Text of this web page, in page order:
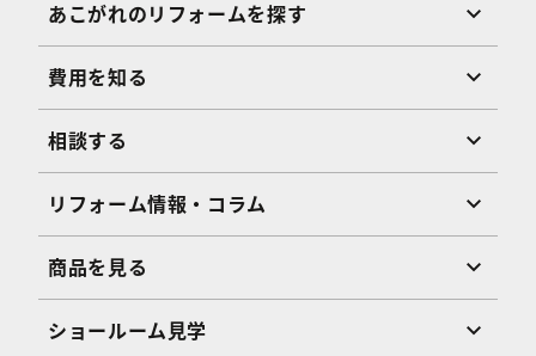
あこがれのリフォームを探す
費用を知る
相談する
リフォーム情報・コラム
商品を見る
ショールーム見学